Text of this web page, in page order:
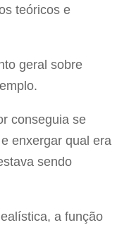
teóricos e
geral sobre
conseguia se
enxergar qual era
sendo
a função